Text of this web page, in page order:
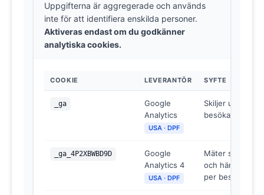
Uppgifterna är aggregerade och används
inte för att identifiera enskilda personer.
Aktiveras endast om du godkänner
analytiska cookies.
COOKIE LEVERANTÖR SYFTE
_ga
Google
Analytics
USA · DPF
Skiljer unika
besökare åt
_ga_4P2XBWBD9D
Google
Analytics 4
USA · DPF
Mäter sessioner
och händelser
per besök